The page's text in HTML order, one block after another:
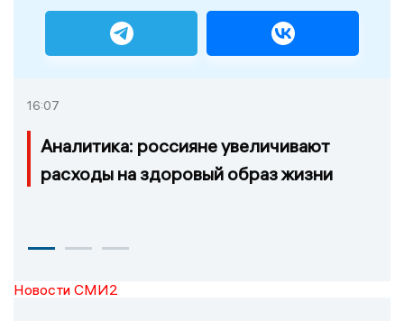
16:07
Аналитика: россияне увеличивают
расходы на здоровый образ жизни
Новости СМИ2